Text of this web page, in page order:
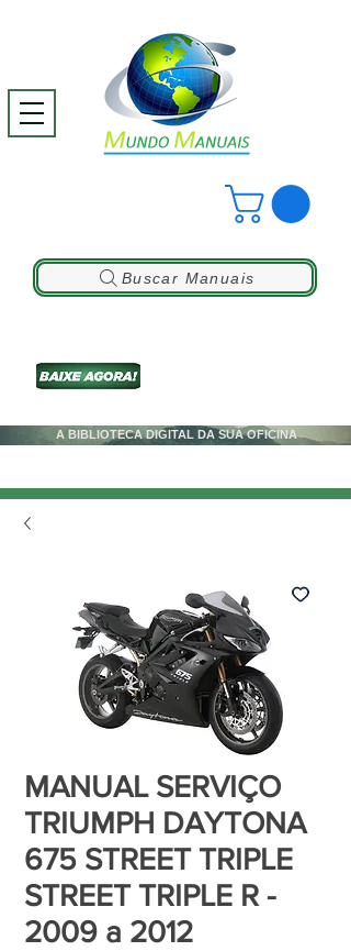
A BIBLIOTECA DIGITAL DA SUA OFICINA
Buscar Manuais
MANUAL SERVIÇO
TRIUMPH DAYTONA
675 STREET TRIPLE
STREET TRIPLE R -
2009 a 2012